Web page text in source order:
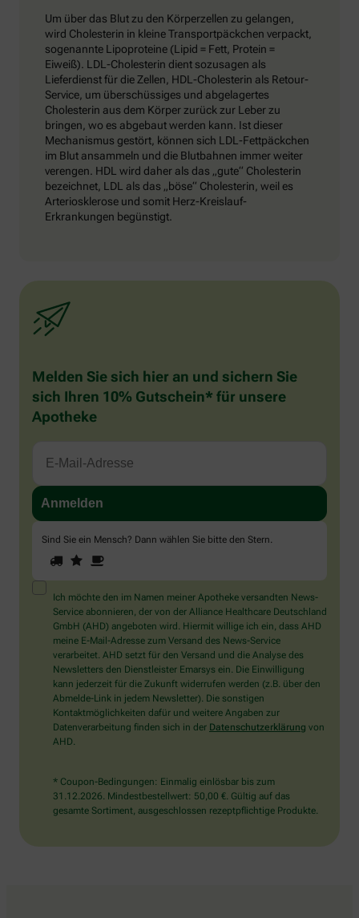
Um über das Blut zu den Körperzellen zu gelangen,
wird Cholesterin in kleine Transportpäckchen verpackt,
sogenannte Lipoproteine (Lipid = Fett, Protein =
Eiweiß). LDL-Cholesterin dient sozusagen als
Lieferdienst für die Zellen, HDL-Cholesterin als Retour-
Service, um überschüssiges und abgelagertes
Cholesterin aus dem Körper zurück zur Leber zu
bringen, wo es abgebaut werden kann. Ist dieser
Mechanismus gestört, können sich LDL-Fettpäckchen
im Blut ansammeln und die Blutbahnen immer weiter
verengen. HDL wird daher als das „gute“ Cholesterin
bezeichnet, LDL als das „böse“ Cholesterin, weil es
Arteriosklerose und somit Herz-Kreislauf-
Erkrankungen begünstigt.
Melden Sie sich hier an und sichern Sie
sich Ihren 10% Gutschein* für unsere
Apotheke
Sind Sie ein Mensch? Dann wählen Sie bitte den Stern.
Sind
Sie
ein
Mensch?
Dann
wählen
Sie
bitte
den
Stern.
1 2
Ich möchte den im Namen meiner Apotheke versandten News-
Service abonnieren, der von der Alliance Healthcare Deutschland
GmbH (AHD) angeboten wird. Hiermit willige ich ein, dass AHD
meine E-Mail-Adresse zum Versand des News-Service
verarbeitet. AHD setzt für den Versand und die Analyse des
Newsletters den Dienstleister Emarsys ein. Die Einwilligung
kann jederzeit für die Zukunft widerrufen werden (z.B. über den
Abmelde-Link in jedem Newsletter). Die sonstigen
Kontaktmöglichkeiten dafür und weitere Angaben zur
Datenverarbeitung finden sich in der Datenschutzerklärung von
AHD.
* Coupon-Bedingungen: Einmalig einlösbar bis zum
31.12.2026. Mindestbestellwert: 50,00 €. Gültig auf das
gesamte Sortiment, ausgeschlossen rezeptpflichtige Produkte.